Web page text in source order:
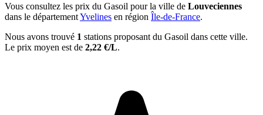
Vous consultez les prix du Gasoil pour la ville de Louveciennes
dans le départementYvelines en région Île-de-France.
Nous avons trouvé 1 stations proposant du Gasoil dans cette ville.
Le prix moyen est de 2,22 €/L.